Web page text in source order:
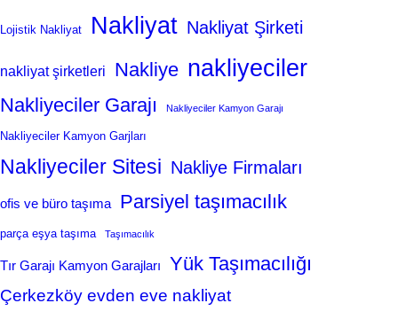
Lojistik Nakliyat Nakliyat Nakliyat Şirketi
nakliyat şirketleri Nakliye nakliyeciler
Nakliyeciler Garajı Nakliyeciler Kamyon Garajı
Nakliyeciler Kamyon Garjları
Nakliyeciler Sitesi Nakliye Firmaları
ofis ve büro taşıma Parsiyel taşımacılık
parça eşya taşıma Taşımacılık
Tır Garajı Kamyon Garajları Yük Taşımacılığı
Çerkezköy evden eve nakliyat